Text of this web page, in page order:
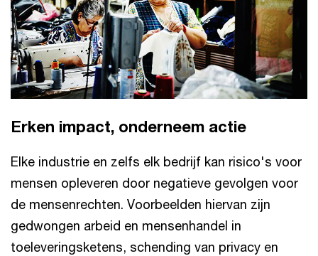
Erken impact, onderneem actie
Elke industrie en zelfs elk bedrijf kan risico's voor
mensen opleveren door negatieve gevolgen voor
de mensenrechten. Voorbeelden hiervan zijn
gedwongen arbeid en mensenhandel in
toeleveringsketens, schending van privacy en